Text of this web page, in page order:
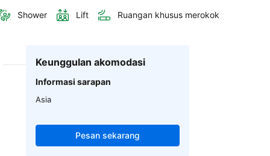
Shower Lift Ruangan khusus merokok
Keunggulan akomodasi
Informasi sarapan
Asia
Pesan sekarang